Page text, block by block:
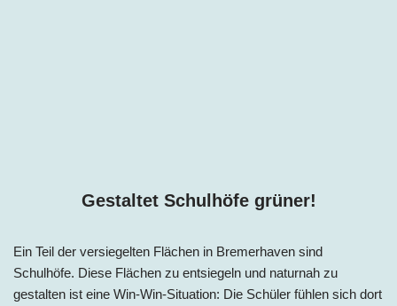
Gestaltet Schulhöfe grüner!
Ein Teil der versiegelten Flächen in Bremerhaven sind
Schulhöfe. Diese Flächen zu entsiegeln und naturnah zu
gestalten ist eine Win-Win-Situation: Die Schüler fühlen sich dort